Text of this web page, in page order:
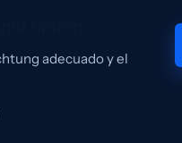
adecuado y el